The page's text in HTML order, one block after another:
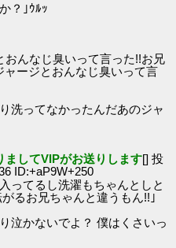
？｣ｳﾙｯ
おんなじ臭いって言った!!お兄
ージとおんなじ臭いって言
洗ってなかったんだあのジャ
ましてVIPがお送りします[] 投
ID:+aP9W+250
ってるし洗濯もちゃんとしと
るお兄ちゃんと違うもん!!｣
泣かないでよ？ 僕はくさいっ